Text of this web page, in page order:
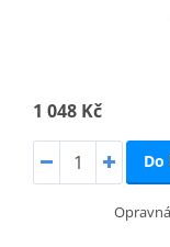
1 048 Kč